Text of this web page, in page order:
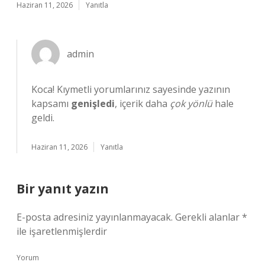
Haziran 11, 2026 Yanıtla
admin
Koca! Kıymetli yorumlarınız sayesinde yazının
kapsamı genişledi, içerik daha çok yönlühale
geldi.
Haziran 11, 2026 Yanıtla
Bir yanıt yazın
E-posta adresiniz yayınlanmayacak. Gerekli alanlar*
ile işaretlenmişlerdir
Yorum